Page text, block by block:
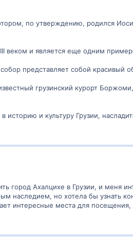
по утверждению, родился
веком и является еще одним
представляет собой красивый
грузинский курорт
и культуру Грузии,
город Ахалцихе в Грузии, и меня
наследием, но хотела бы узнать
интересные места для